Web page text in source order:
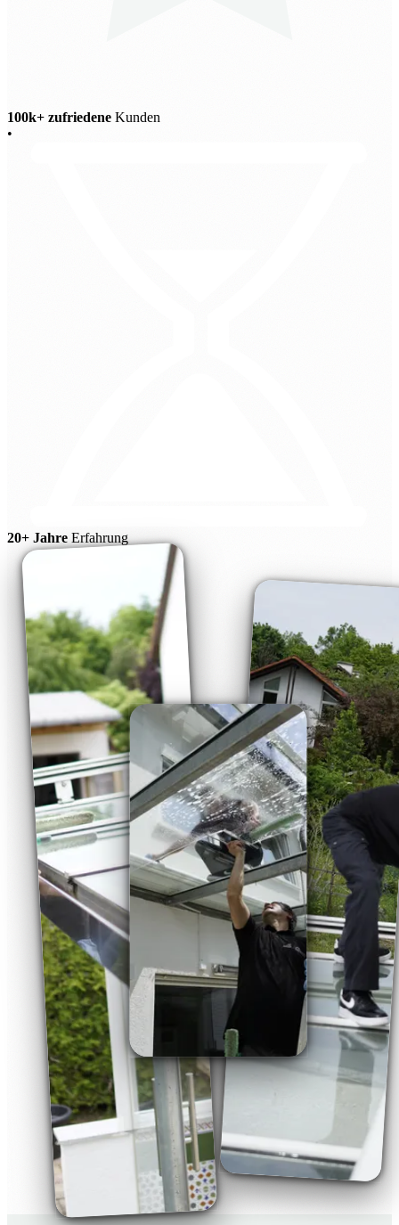
100k+ zufriedene Kunden
•
20+ Jahre Erfahrung